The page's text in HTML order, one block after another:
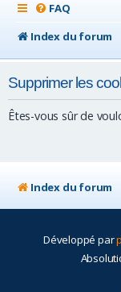
FAQ
Index du forum
Supprimer les
Êtes-vous sûr de
Index du forum
Développé par